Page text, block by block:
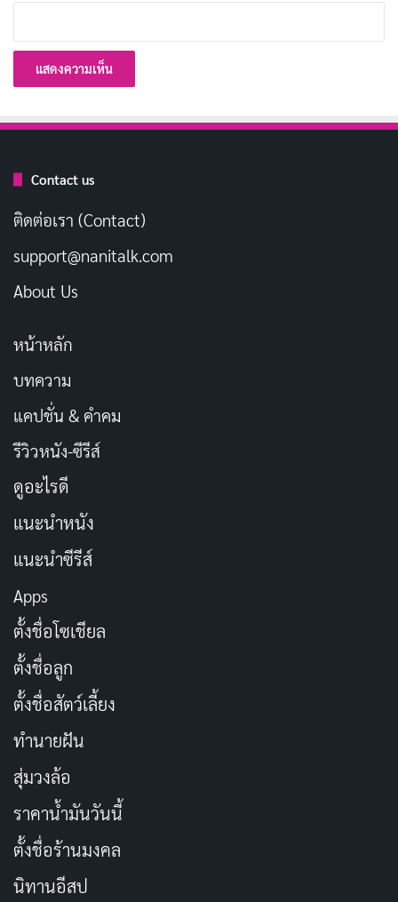
Les Misérables
เรื่องราวในฝรั่งเศสศตวรรษที่ 19 เมื่อ
ท่ามกลางการปฏิวัติและความอยุติธรรมทางสังคม เธอร้อง
เพลง “I Dreamed a Dream” ได้แบบน้ำตาซึม ผสมกับ
แจ็คแมนในบทฌอง วัลฌอง อดีตนักโทษที่พยายามไถ่บาป
หนังถ่ายทอดความทุกข์ของมนุษย์ได้ลึกซึ้งมาก
เพลงประกอบแต่ละเพลงชวนฟินแต่ก็เศร้าจนอยากกอด
ตุ๊กตา หนังไม่ใช่แค่ร้องเพลง แต่สะท้อนการต่อสู้เพื่อความ
เห็นด้านดราม่าของแอนน์ที่โคตรเทพ ได้ออสการ์ประกอบ
ร้องนำหญิงด้วยนะ ดูแล้วอยากลุกขึ้นร้องตาม หนังเรื่องนี้
เหมาะสำหรับวันที่อยากปล่อยอารมณ์ให้ไหล
ชื่อเรื่องในภาษาไทย:
ประเภท:ดราม่า, มิวสิคัล
วันที่ออกฉาย:
นักแสดงนำ:
ผู้กำกับ:ทอม ฮูเปอร์
ระยะเวลา:
Contact us
ติดต่อเรา (Contact)
support@nanitalk.com
About Us
หน้าหลัก
บทความ
แคปชั่น & คำคม
รีวิวหนัง-ซีรีส์
ดูอะไรดี
แนะนำหนัง
แนะนำซีรีส์
Apps
ตั้งชื่อโซเชียล
ตั้งชื่อลูก
ตั้งชื่อสัตว์เลี้ยง
ทำนายฝัน
สุ่มวงล้อ
ราคาน้ำมันวันนี้
ตั้งชื่อร้านมงคล
นิทานอีสป